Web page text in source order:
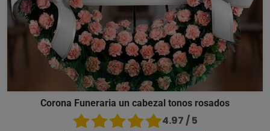
Corona Funeraria un cabezal tonos rosados
4.97 / 5